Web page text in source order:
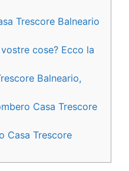
Trescore Balneario
cose? Ecco la
Balneario,
Casa Trescore
Casa Trescore